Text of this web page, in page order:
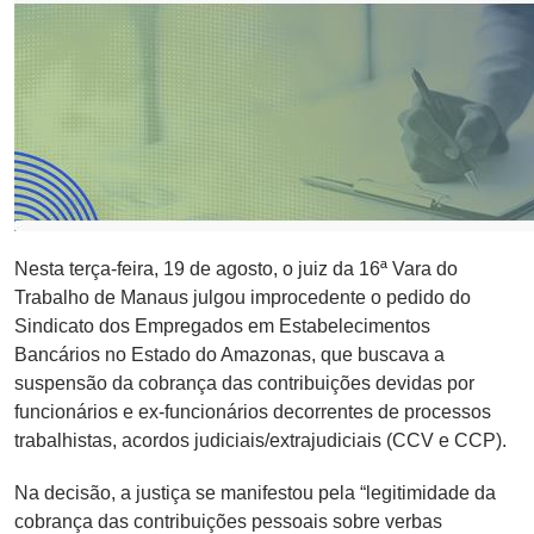
Nesta terça-feira, 19 de agosto, o juiz da 16ª Vara do
Trabalho de Manaus julgou improcedente o pedido do
Sindicato dos Empregados em Estabelecimentos
Bancários no Estado do Amazonas, que buscava a
suspensão da cobrança das contribuições devidas por
funcionários e ex-funcionários decorrentes de processos
trabalhistas, acordos judiciais/extrajudiciais (CCV e CCP).
Na decisão, a justiça se manifestou pela “legitimidade da
cobrança das contribuições pessoais sobre verbas